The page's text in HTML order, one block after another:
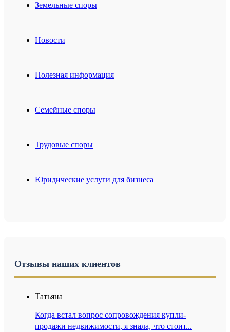
Земельные споры
Новости
Полезная информация
Семейные споры
Трудовые споры
Юридические услуги для бизнеса
Отзывы наших клиентов
Татьяна
Когда встал вопрос сопровождения купли-
продажи недвижимости, я знала, что стоит...